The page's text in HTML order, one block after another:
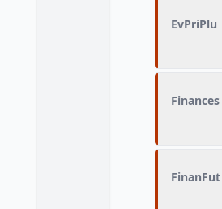
EvPriPlu
Finances
FinanFut